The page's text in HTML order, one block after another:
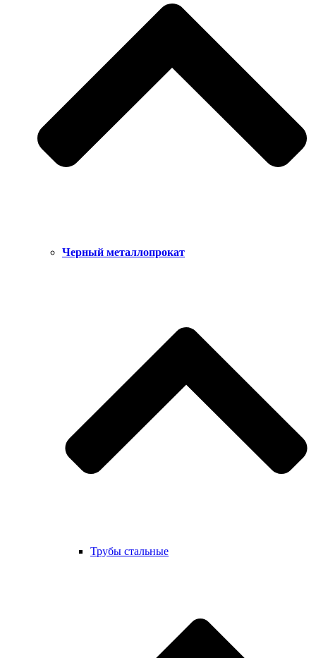
Черный металлопрокат
Трубы стальные